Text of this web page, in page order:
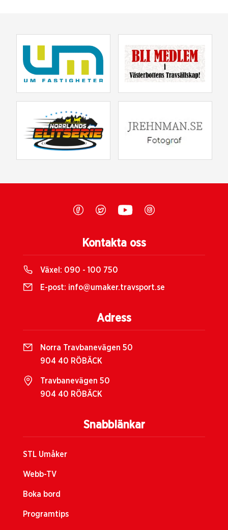
Snabblänkar
STL Umåker
Webb-TV
Boka bord
Programtips
Kontakta oss
Växel: 090 - 100 750
E-post: info@umaker.travsport.se
Adress
Norra Travbanevägen 50
904 40 RÖBÄCK
Travbanevägen 50
904 40 RÖBÄCK